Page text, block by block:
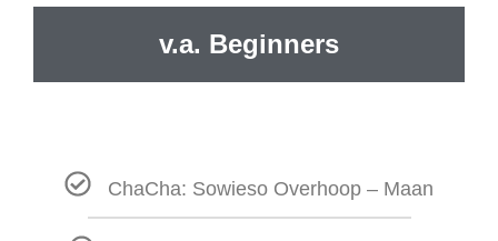
v.a. Beginners
ChaCha: Sowieso Overhoop – Maan